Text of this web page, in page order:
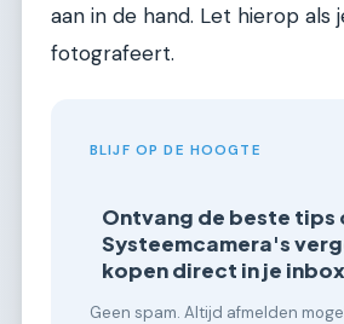
aan in de hand. Let hierop als
fotografeert.
BLIJF OP DE HOOGTE
Ontvang de beste tips
Systeemcamera's
kopen direct in je
Geen spam. Altijd afmelden